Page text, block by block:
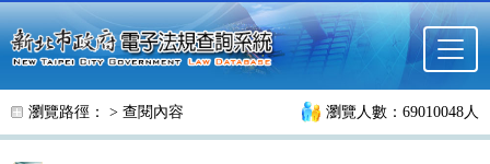
跳至主要內容
瀏覽路徑： > 查閱內容 瀏覽人數：69010048人